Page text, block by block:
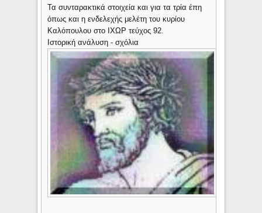
Τα συνταρακτικά στοιχεία και για τα τρία έπη
όπως και η ενδελεχής μελέτη του κυρίου
Καλόπουλου στο ΙΧΩΡ τεύχος 92.
Ιστορική ανάλυση - σχόλια